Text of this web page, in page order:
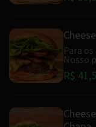
Para
Nosso
R$